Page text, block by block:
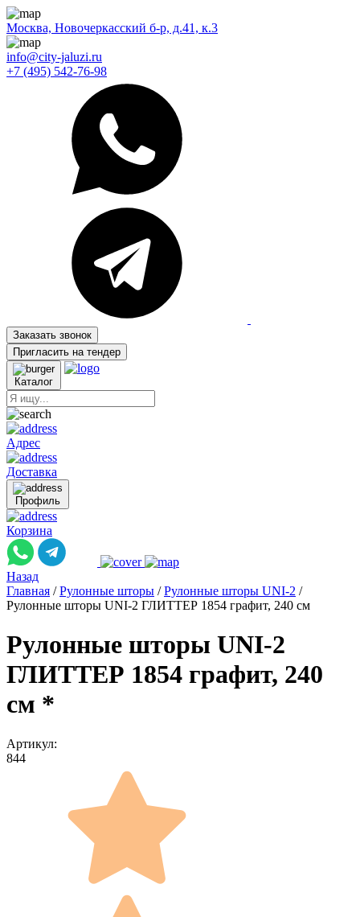
Москва, Новочеркасский б-р, д.41, к.3
info@city-jaluzi.ru
+7 (495) 542-76-98
Заказать звонок
Пригласить на тендер
Каталог
Адрес
Доставка
Профиль
Корзина
Назад
Главная / Рулонные шторы / Рулонные шторы UNI-2 /
Рулонные шторы UNI-2 ГЛИТТЕР 1854 графит, 240 см
Рулонные шторы UNI-2
ГЛИТТЕР 1854 графит, 240
см *
Артикул:
844